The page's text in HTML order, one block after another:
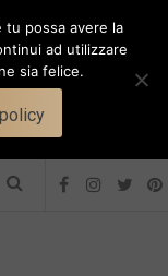
tu possa avere la
ad utilizzare
sia felice.